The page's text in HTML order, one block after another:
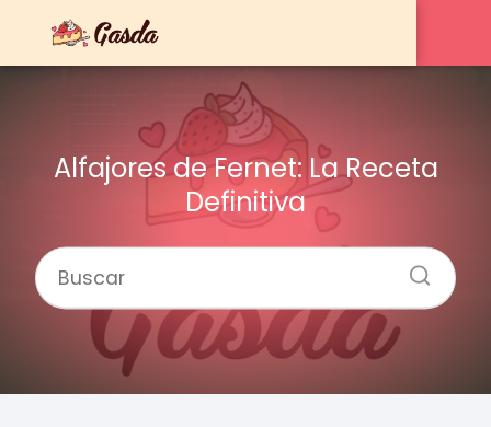
Alfajores de Fernet: La Receta
Definitiva